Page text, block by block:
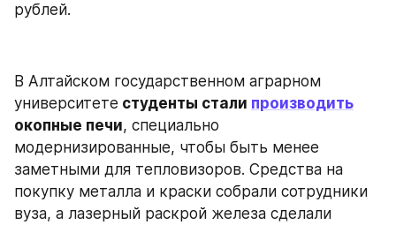
рублей.
В Алтайском государственном аграрном
университете студенты стали производить
окопные печи, специально
модернизированные, чтобы быть менее
заметными для тепловизоров. Средства на
покупку металла и краски собрали сотрудники
вуза, а лазерный раскрой железа сделали